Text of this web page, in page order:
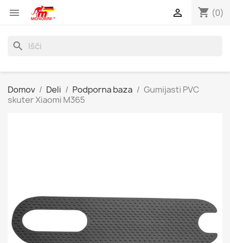
 shopping_cart (0)

search
Domov Deli Podporna baza
Gumijasti PVC
skuter Xiaomi M365